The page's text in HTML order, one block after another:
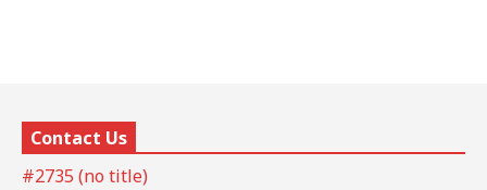
Contact Us
#2735 (no title)